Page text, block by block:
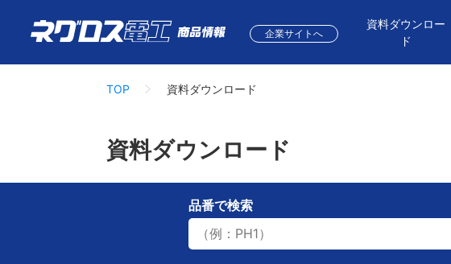
企業サイトへ
資料ダウンロー
ド
TOP 資料ダウンロード
資料ダウンロード
品番で検索